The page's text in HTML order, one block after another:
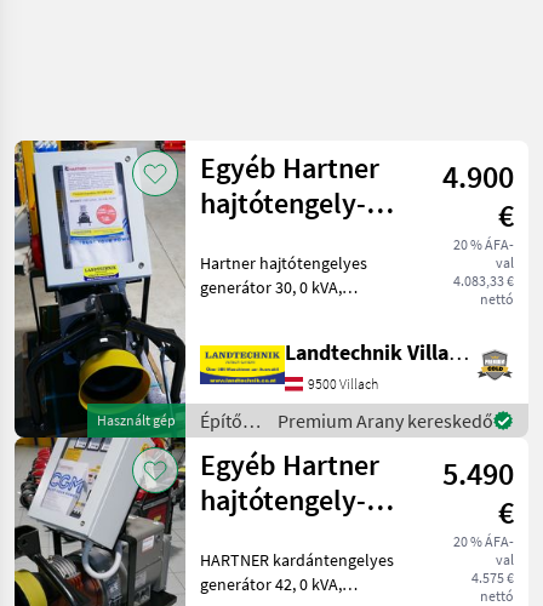
Használt gép
Egyéb Hartner
hajtótengely-
kVA
4.900
€
20 % ÁFA-
val
4.083,33 €
nettó
Hartner hajtótengelyes
generátor 30, 0 kVA,
75 PS, alacsony
fordulatszámú változat 1
500 fordulat/perc, AVR-
szabályozással
Landtechnik Villach GmbH
9500 Villach
Építőgépek
/
Sonstige
Premium Arany kereskedő
Egyéb Hartner
hajtótengely-
kVA
5.490
€
20 % ÁFA-
val
4.575 €
nettó
HARTNER kardántengelyes
generátor 42, 0 kVA,